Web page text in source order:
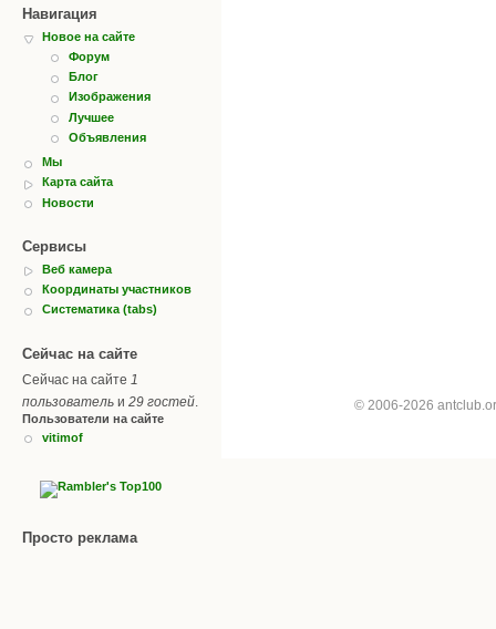
Навигация
Новое на сайте
Форум
Блог
Изображения
Лучшее
Объявления
Мы
Карта сайта
Новости
Сервисы
Веб камера
Координаты участников
Систематика (tabs)
Сейчас на сайте
Сейчас на сайте 1
пользователь и 29 гостей
Пользователи на сайте
vitimof
Просто реклама
© 2006-2026